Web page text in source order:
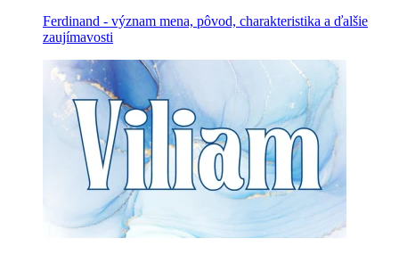
Ferdinand - význam mena, pôvod, charakteristika a ďalšie
zaujímavosti